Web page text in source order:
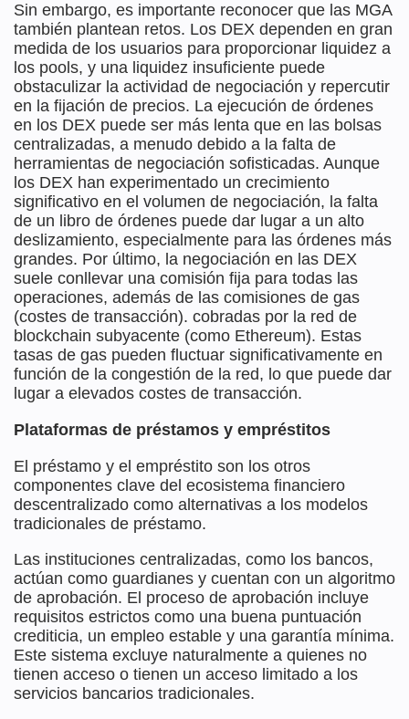
Sin embargo, es importante reconocer que las MGA
también plantean retos. Los DEX dependen en gran
medida de los usuarios para proporcionar liquidez a
los pools, y una liquidez insuficiente puede
obstaculizar la actividad de negociación y repercutir
en la fijación de precios. La ejecución de órdenes
en los DEX puede ser más lenta que en las bolsas
centralizadas, a menudo debido a la falta de
herramientas de negociación sofisticadas. Aunque
los DEX han experimentado un crecimiento
significativo en el volumen de negociación, la falta
de un libro de órdenes puede dar lugar a un alto
deslizamiento, especialmente para las órdenes más
grandes. Por último, la negociación en las DEX
suele conllevar una comisión fija para todas las
operaciones, además de las comisiones de gas
(costes de transacción). cobradas por la red de
blockchain subyacente (como Ethereum). Estas
tasas de gas pueden fluctuar significativamente en
función de la congestión de la red, lo que puede dar
lugar a elevados costes de transacción.
Plataformas de préstamos y empréstitos
El préstamo y el empréstito son los otros
componentes clave del ecosistema financiero
descentralizado como alternativas a los modelos
tradicionales de préstamo.
Las instituciones centralizadas, como los bancos,
actúan como guardianes y cuentan con un algoritmo
de aprobación. El proceso de aprobación incluye
requisitos estrictos como una buena puntuación
crediticia, un empleo estable y una garantía mínima.
Este sistema excluye naturalmente a quienes no
tienen acceso o tienen un acceso limitado a los
servicios bancarios tradicionales.